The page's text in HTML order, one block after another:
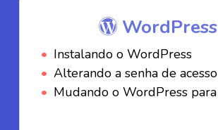
WordPress
Instalando o WordPress
Alterando a senha de acesso
Mudando o WordPress